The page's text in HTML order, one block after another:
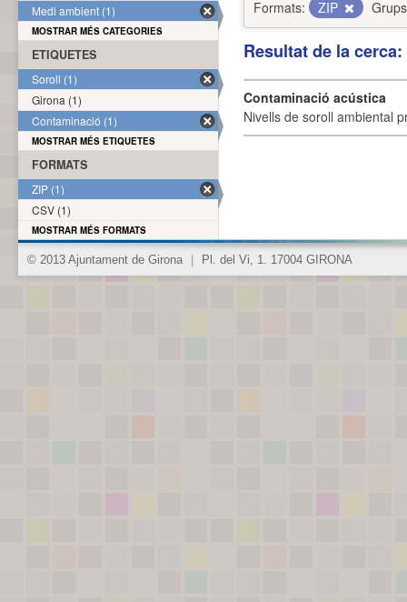
Formats:
ZIP
Resultat de la
Contaminació acústica
Nivells de soroll ambiental
Medi ambient (1)
MOSTRAR MÉS CATEGORIES
ETIQUETES
Soroll (1)
Girona (1)
Contaminació (1)
MOSTRAR MÉS ETIQUETES
FORMATS
ZIP (1)
CSV (1)
MOSTRAR MÉS FORMATS
© 2013 Ajuntament de Girona Pl. del Vi, 1. 17004 GIRONA